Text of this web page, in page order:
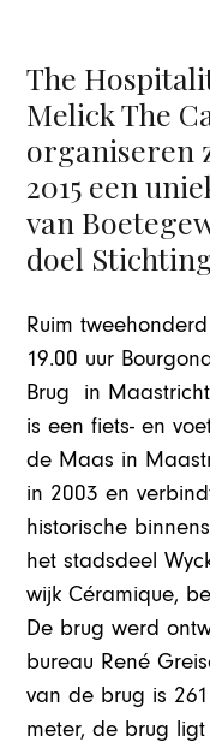
The
Melick The
organiseren
2015 een
van
doel
Ruim
19.00 uur
Brug in
is een fiets- en
de Maas in
in 2003 en
historische
het stadsdeel
wijk Céramique,
De brug werd
bureau René
van de brug is
meter, de brug